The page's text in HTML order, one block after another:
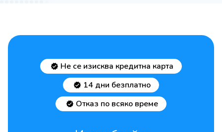
Не се изисква кредитна карта
14 дни безплатно
Отказ по всяко време